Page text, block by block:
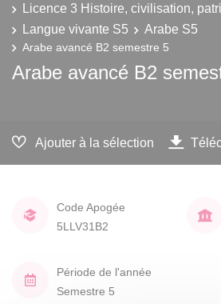
Licence 3 Histoire, civilisation,
Langue vivante S5
Arabe S5
Arabe avancé B2 semestre 5
Arabe avancé B2
Ajouter à la sélection
Code Apogée
5LLV31B2
Période de l'année
Semestre 5